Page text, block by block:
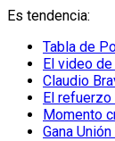
Es tendencia:
Tabla de
El video
Claudio
El refuerzo
Momento
Gana